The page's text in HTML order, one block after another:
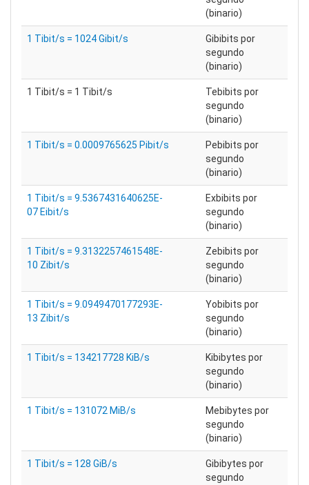
(binario)
1 Tibit/s = 1024 Gibit/s
Gibibits por
segundo
(binario)
1 Tibit/s = 1 Tibit/s
Tebibits por
segundo
(binario)
1 Tibit/s = 0.0009765625 Pibit/s
Pebibits por
segundo
(binario)
1 Tibit/s = 9.5367431640625E-
07 Eibit/s
Exbibits por
segundo
(binario)
1 Tibit/s = 9.3132257461548E-
10 Zibit/s
Zebibits por
segundo
(binario)
1 Tibit/s = 9.0949470177293E-
13 Zibit/s
Yobibits por
segundo
(binario)
1 Tibit/s = 134217728 KiB/s
Kibibytes por
segundo
(binario)
1 Tibit/s = 131072 MiB/s
Mebibytes por
segundo
(binario)
1 Tibit/s = 128 GiB/s
Gibibytes por
segundo